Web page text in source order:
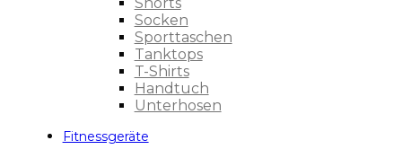
Socken
Sporttaschen
Tanktops
T-Shirts
Handtuch
Unterhosen
Fitnessgeräte